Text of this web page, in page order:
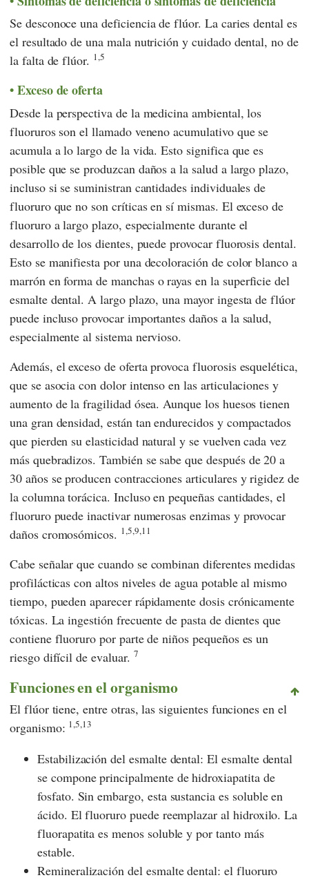
Se desconoce una deficiencia de flúor. La caries dental es
el resultado de una mala nutrición y cuidado dental, no de
la falta de flúor. 1,5
Exceso de oferta
Desde la perspectiva de la medicina ambiental, los
fluoruros son el llamado veneno acumulativo que se
acumula a lo largo de la vida. Esto significa que es
posible que se produzcan daños a la salud a largo plazo,
incluso si se suministran cantidades individuales de
fluoruro que no son críticas en sí mismas. El exceso de
fluoruro a largo plazo, especialmente durante el
desarrollo de los dientes, puede provocar fluorosis dental.
Esto se manifiesta por una decoloración de color blanco a
marrón en forma de manchas o rayas en la superficie del
esmalte dental. A largo plazo, una mayor ingesta de flúor
puede incluso provocar importantes daños a la salud,
especialmente al sistema nervioso.
Además, el exceso de oferta provoca fluorosis esquelética,
que se asocia con dolor intenso en las articulaciones y
aumento de la fragilidad ósea. Aunque los huesos tienen
una gran densidad, están tan endurecidos y compactados
que pierden su elasticidad natural y se vuelven cada vez
más quebradizos. También se sabe que después de 20 a
30 años se producen contracciones articulares y rigidez de
la columna torácica. Incluso en pequeñas cantidades, el
fluoruro puede inactivar numerosas enzimas y provocar
daños cromosómicos. 1,5,9,11
Cabe señalar que cuando se combinan diferentes medidas
profilácticas con altos niveles de agua potable al mismo
tiempo, pueden aparecer rápidamente dosis crónicamente
tóxicas. La ingestión frecuente de pasta de dientes que
contiene fluoruro por parte de niños pequeños es un
riesgo difícil de evaluar. 7
Funciones en el organismo
El flúor tiene, entre otras, las siguientes funciones en el
organismo: 1,5,13
Estabilización del esmalte dental: El esmalte dental
se compone principalmente de hidroxiapatita de
fosfato. Sin embargo, esta sustancia es soluble en
ácido. El fluoruro puede reemplazar al hidroxilo. La
fluorapatita es menos soluble y por tanto más
estable.
Remineralización del esmalte dental: el fluoruro